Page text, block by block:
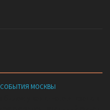
СОБЫТИЯ МОСКВЫ